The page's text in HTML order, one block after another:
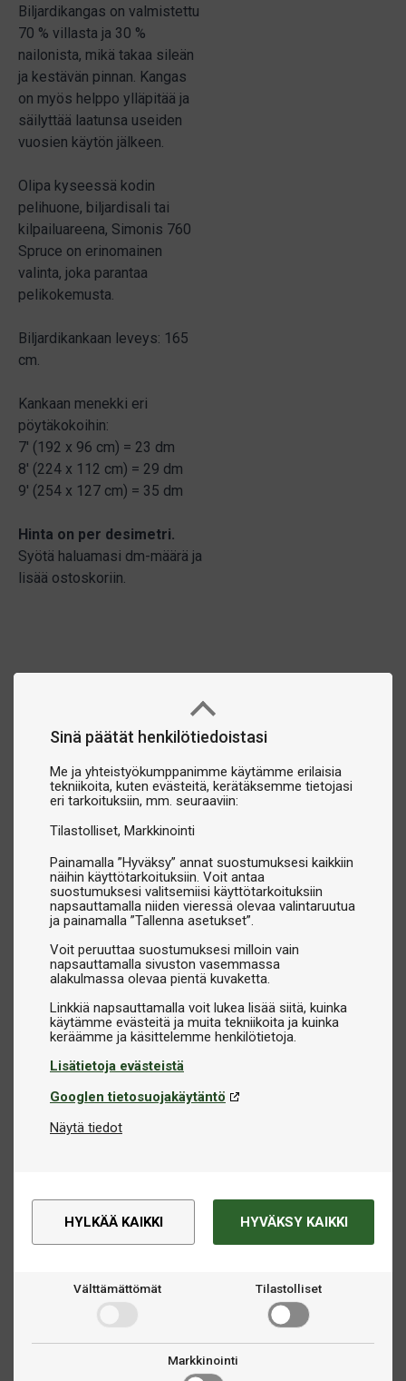
Sinä päätät henkilötiedoistasi
Me ja yhteistyökumppanimme käytämme erilaisia
tekniikoita, kuten evästeitä, kerätäksemme tietojasi
eri tarkoituksiin, mm. seuraaviin:
Tilastolliset Markkinointi
Painamalla ”Hyväksy” annat suostumuksesi kaikkiin
näihin käyttötarkoituksiin. Voit antaa
suostumuksesi valitsemiisi käyttötarkoituksiin
napsauttamalla niiden vieressä olevaa valintaruutua
ja painamalla ”Tallenna asetukset”.
Voit peruuttaa suostumuksesi milloin vain
napsauttamalla sivuston vasemmassa
alakulmassa olevaa pientä kuvaketta.
Linkkiä napsauttamalla voit lukea lisää siitä, kuinka
käytämme evästeitä ja muita tekniikoita ja kuinka
Lisätietoja evästeistä
Googlen tietosuojakäytäntö
Näytä tiedot
HYLKÄÄ KAIKKI HYVÄKSY KAIKKI
Välttämättömät Tilastolliset
Markkinointi
Biljardikangas on valmistettu
70 % villasta ja 30 %
nailonista, mikä takaa sileän
ja kestävän pinnan. Kangas
on myös helppo ylläpitää ja
säilyttää laatunsa useiden
vuosien käytön jälkeen.
Olipa kyseessä kodin
pelihuone, biljardisali tai
kilpailuareena, Simonis 760
Spruce on erinomainen
valinta, joka parantaa
pelikokemusta.
Biljardikankaan leveys: 165
cm.
Kankaan menekki eri
pöytäkokoihin:
7' (192 x 96 cm) = 23 dm
8' (224 x 112 cm) = 29 dm
9' (254 x 127 cm) = 35 dm
Hinta on per desimetri.
Syötä haluamasi dm-määrä ja
lisää ostoskoriin.